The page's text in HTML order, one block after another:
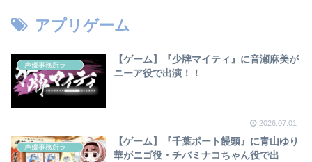
アプリゲーム
声優事務所ラディウス
【ゲーム】『少牌マイティ』に音瀬麻美が
ニーア役で出演！！
2026.07.01
【ゲーム】『千葉ポート饅頭』に青山ゆり
華がニゴ役・チバミナコちゃん役で出